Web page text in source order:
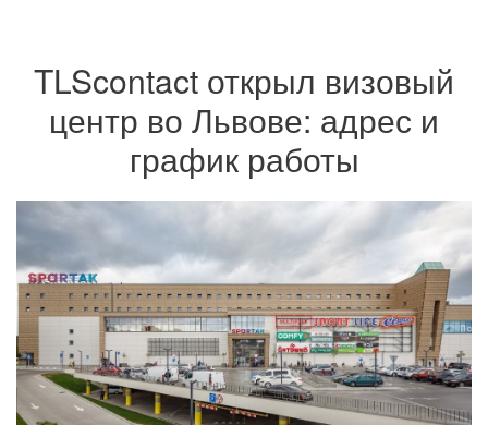
TLScontact открыл визовый
центр во Львове: адрес и
график работы